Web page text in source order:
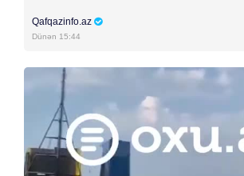
Qafqazinfo.az
Dünən 15:44